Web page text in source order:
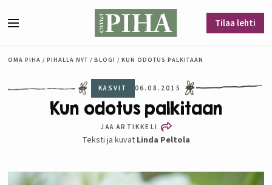
Tilaa lehti
OMA PIHA / PIHALLA NYT / BLOGI / KUN ODOTUS PALKITAAN
KASVIT 06.08.2015
Kun odotus palkitaan
JAA ARTIKKELI
Teksti ja kuvat Linda Peltola